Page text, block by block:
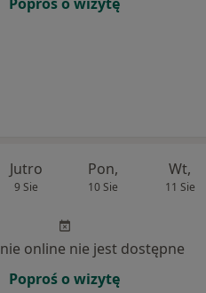
Jutro
9 Sie
Pon,
10 Sie
Wt,
11 Sie
online nie jest dostępne
Poproś o wizytę